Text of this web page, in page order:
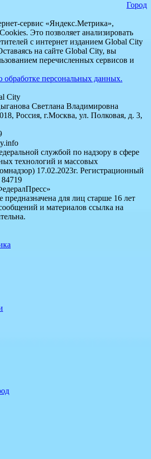
Город
сервис «Яндекс.Метрика»,
Это позволяет анализировать
с интернет изданием Global City
на сайте Global City, вы
перечисленных сервисов и
обработке персональных данных.
City
Светлана Владимировна
Россия, г.Москва, ул. Полковая, д. 3,
службой по надзору в сфере
технологий и массовых
17.02.2023г. Регистрационный
для лиц старше 16 лет
и материалов ссылка на